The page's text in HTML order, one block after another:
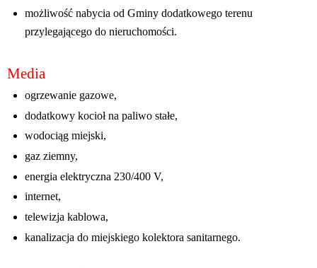
możliwość nabycia od Gminy dodatkowego terenu
przylegającego do nieruchomości.
Media
ogrzewanie gazowe,
dodatkowy kocioł na paliwo stałe,
wodociąg miejski,
gaz ziemny,
energia elektryczna 230/400 V,
internet,
telewizja kablowa,
kanalizacja do miejskiego kolektora sanitarnego.